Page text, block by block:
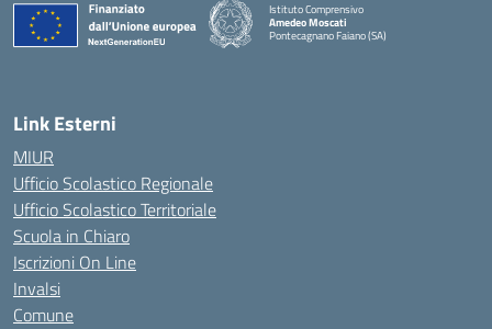
Istituto Comprensivo
Amedeo Moscati
Pontecagnano Faiano (SA)
— Visita la pagina iniziale della scuola
Link Esterni
MIUR
Ufficio Scolastico Regionale
Ufficio Scolastico Territoriale
Scuola in Chiaro
Iscrizioni On Line
Invalsi
Comune